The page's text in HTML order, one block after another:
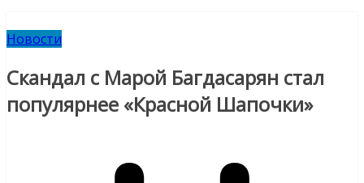
Новости
Скандал с Марой Багдасарян стал
популярнее «Красной Шапочки»